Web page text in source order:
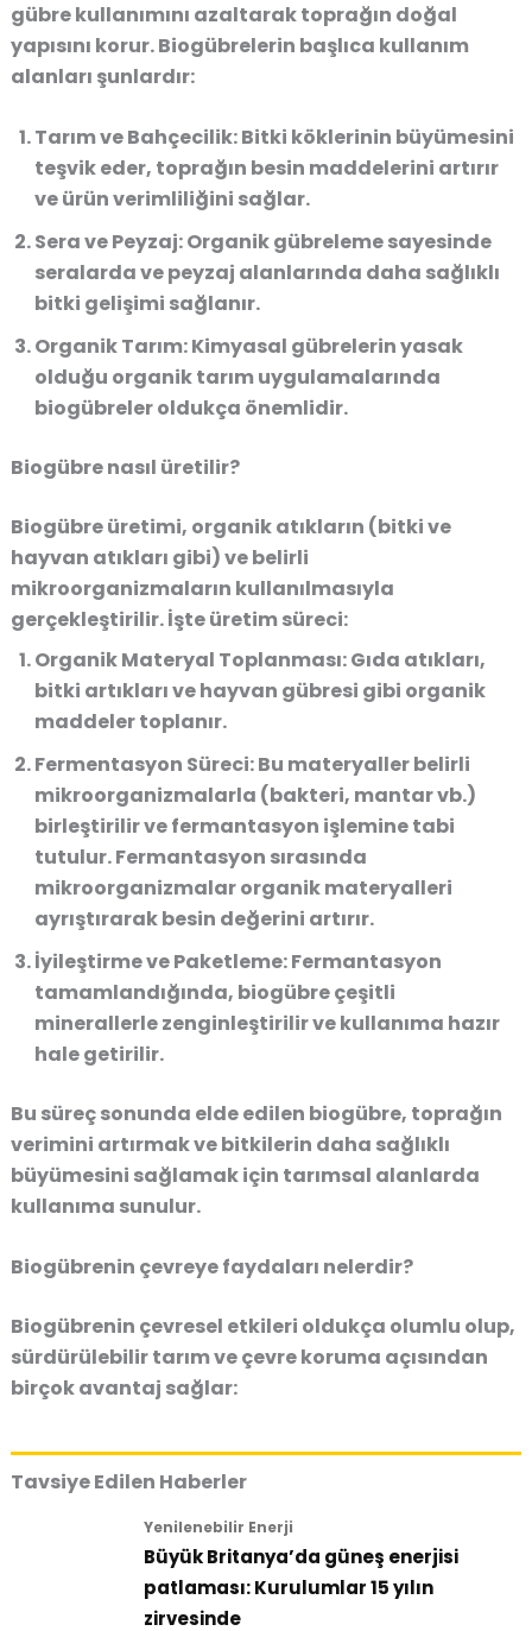
gübre kullanımını azaltarak toprağın doğal
yapısını korur. Biogübrelerin başlıca kullanım
alanları şunlardır:
Tarım ve Bahçecilik: Bitki köklerinin büyümesini
teşvik eder, toprağın besin maddelerini artırır
ve ürün verimliliğini sağlar.
Sera ve Peyzaj: Organik gübreleme sayesinde
seralarda ve peyzaj alanlarında daha sağlıklı
bitki gelişimi sağlanır.
Organik Tarım: Kimyasal gübrelerin yasak
olduğu organik tarım uygulamalarında
biogübreler oldukça önemlidir.
Biogübre nasıl üretilir?
Biogübre üretimi, organik atıkların (bitki ve
hayvan atıkları gibi) ve belirli
mikroorganizmaların kullanılmasıyla
gerçekleştirilir. İşte üretim süreci:
Organik Materyal Toplanması: Gıda atıkları,
bitki artıkları ve hayvan gübresi gibi organik
maddeler toplanır.
Fermentasyon Süreci: Bu materyaller belirli
mikroorganizmalarla (bakteri, mantar vb.)
birleştirilir ve fermantasyon işlemine tabi
tutulur. Fermantasyon sırasında
mikroorganizmalar organik materyalleri
ayrıştırarak besin değerini artırır.
İyileştirme ve Paketleme: Fermantasyon
tamamlandığında, biogübre çeşitli
minerallerle zenginleştirilir ve kullanıma hazır
hale getirilir.
Bu süreç sonunda elde edilen biogübre, toprağın
verimini artırmak ve bitkilerin daha sağlıklı
büyümesini sağlamak için tarımsal alanlarda
kullanıma sunulur.
Biogübrenin çevreye faydaları nelerdir?
Biogübrenin çevresel etkileri oldukça olumlu olup,
sürdürülebilir tarım ve çevre koruma açısından
birçok avantaj sağlar:
Tavsiye Edilen Haberler
Yenilenebilir Enerji
Büyük Britanya’da güneş enerjisi
patlaması: Kurulumlar 15 yılın
zirvesinde